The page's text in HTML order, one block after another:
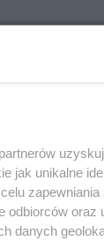
jak unikalne
oraz
danych